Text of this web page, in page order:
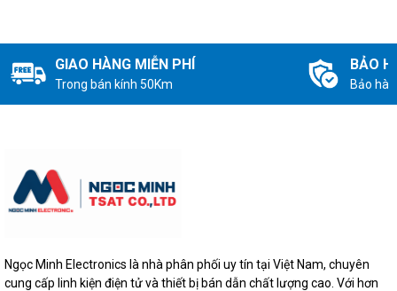
GIAO HÀNG MIỄN PHÍ
Trong bán kính 50Km
BẢO
Bảo
Ngọc Minh Electronics là nhà phân phối uy tín tại Việt Nam, chuyên
cung cấp linh kiện điện tử và thiết bị bán dẫn chất lượng cao. Với hơn